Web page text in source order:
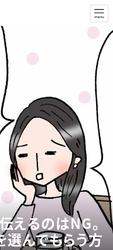
えるのはNG。
んでもらう方